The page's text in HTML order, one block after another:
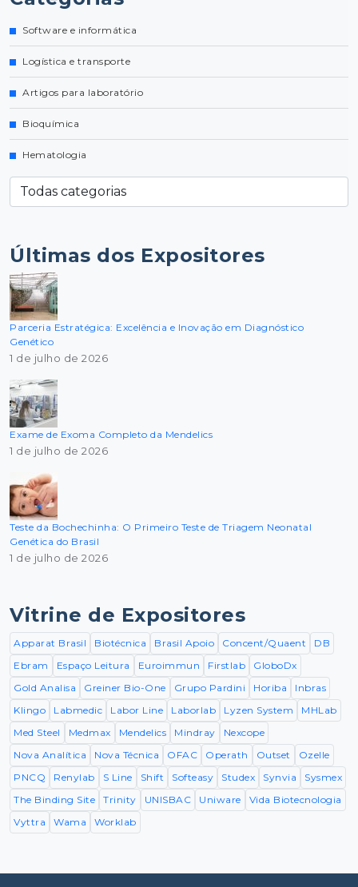
Software e informática
Logística e transporte
Artigos para laboratório
Bioquímica
Hematologia
Últimas dos Expositores
Parceria Estratégica: Excelência e Inovação em Diagnóstico
Genético
1 de julho de 2026
Exame de Exoma Completo da Mendelics
1 de julho de 2026
Teste da Bochechinha: O Primeiro Teste de Triagem Neonatal
Genética do Brasil
1 de julho de 2026
Vitrine de Expositores
Apparat Brasil Biotécnica Brasil Apoio Concent/Quaent
DB
Ebram
Espaço Leitura Euroimmun Firstlab
GloboDx
Gold Analisa
Greiner Bio-One Grupo Pardini Horiba
Inbras
Klingo
Labmedic Labor Line Laborlab Lyzen System
MHLab
Med Steel
Medmax Mendelics Mindray
Nexcope
Nova Analítica
Nova Técnica OFAC Operath Outset
Ozelle
PNCQ
Renylab S Line Shift Softeasy Studex Synvia
Sysmex
The Binding Site
Trinity UNISBAC Uniware
Vida Biotecnologia
Vyttra
Wama Worklab